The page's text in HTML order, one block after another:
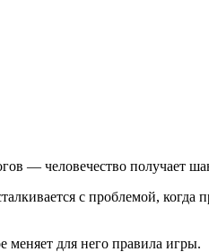
— человечество получает
с проблемой, когда
для него правила игры.